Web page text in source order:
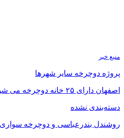
منبع خبر
پروژه دوچرخه سایر شهرها
اصفهان دارای ۲۵ خانه دوچرخه می شود
دسته‌بندی نشده
روشندل بندرعباسی و دوچرخه